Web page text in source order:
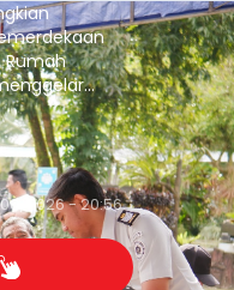
Rumah
Rabu
2026 - 20:56